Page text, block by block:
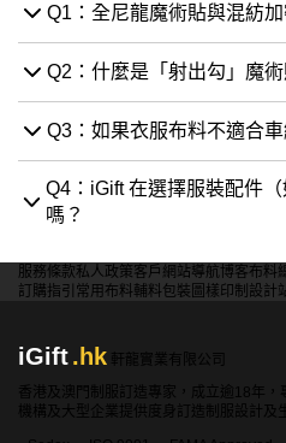
Q1：全尼龍魔術貼與混紡
Q2：什麼是「射出勾」魔
Q3：如果衣服布料不適合
Q4：iGift 在選擇服裝配件
嗎？
服務條款私人政策客戶 網站導航博客布料
訂購指引 常用布料輔料包裝 圖樣印制 設計
iGift.hk
軒龍實業有限公司
香港及澳門制服訂造專家，成立逾18年，
機構及大型企業提供度身訂造制服設計及